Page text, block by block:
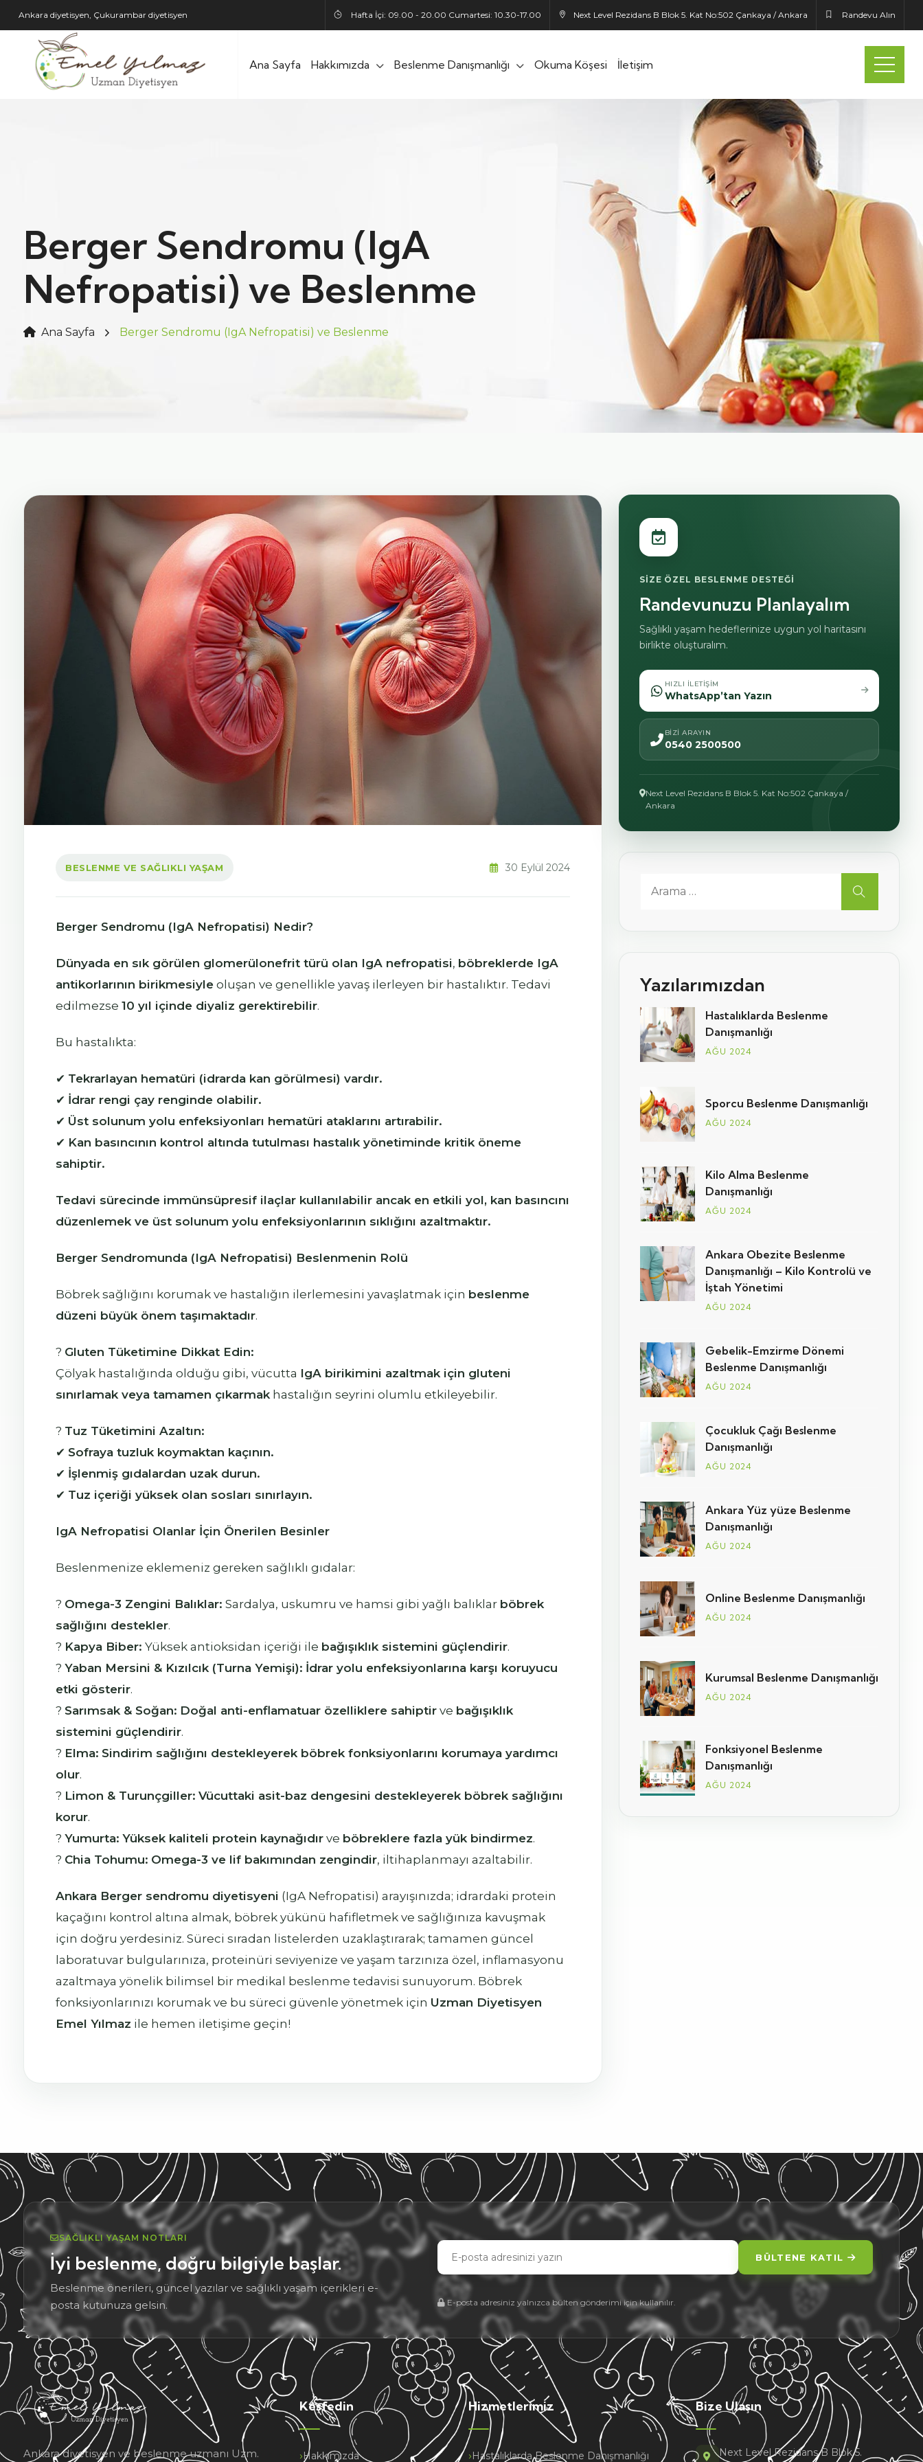
Ankara diyetisyen, Çukurambar diyetisyen Hafta İçi: 09.00 - 20.00 Cumartesi: 10.30-17.00 Next Level Rezidans B Blok 5. Kat No:502 Çankaya / Ankara Randevu Alın
Ana Sayfa Hakkımızda Beslenme Danışmanlığı Okuma Köşesi İletişim
Berger Sendromu (IgA
Nefropatisi) ve Beslenme
Ana Sayfa Berger Sendromu (IgA Nefropatisi) ve Beslenme
BESLENME VE SAĞLIKLI YAŞAM 30 Eylül 2024
Berger Sendromu (IgA Nefropatisi) Nedir?
Dünyada en sık görülen glomerülonefrit türü olan IgA nefropatisi, böbreklerde IgA
antikorlarının birikmesiyle oluşan ve genellikle yavaş ilerleyen bir hastalıktır. Tedavi
edilmezse 10 yıl içinde diyaliz gerektirebilir.
Bu hastalıkta:
✔ Tekrarlayan hematüri (idrarda kan görülmesi) vardır.
✔ İdrar rengi çay renginde olabilir.
✔ Üst solunum yolu enfeksiyonları hematüri ataklarını artırabilir.
✔ Kan basıncının kontrol altında tutulması hastalık yönetiminde kritik öneme
sahiptir.
Tedavi sürecinde immünsüpresif ilaçlar kullanılabilir ancak en etkili yol, kan basıncını
düzenlemek ve üst solunum yolu enfeksiyonlarının sıklığını azaltmaktır.
Berger Sendromunda (IgA Nefropatisi) Beslenmenin Rolü
Böbrek sağlığını korumak ve hastalığın ilerlemesini yavaşlatmak için beslenme
düzeni büyük önem taşımaktadır.
? Gluten Tüketimine Dikkat Edin:
Çölyak hastalığında olduğu gibi, vücutta IgA birikimini azaltmak için gluteni
sınırlamak veya tamamen çıkarmakhastalığın seyrini olumlu etkileyebilir.
? Tuz Tüketimini Azaltın:
✔ Sofraya tuzluk koymaktan kaçının.
✔ İşlenmiş gıdalardan uzak durun.
✔ Tuz içeriği yüksek olan sosları sınırlayın.
IgA Nefropatisi Olanlar İçin Önerilen Besinler
Beslenmenize eklemeniz gereken sağlıklı gıdalar:
? Omega-3 Zengini Balıklar: Sardalya, uskumru ve hamsi gibi yağlı balıklar böbrek
sağlığını destekler.
? Kapya Biber: Yüksek antioksidan içeriği ile bağışıklık sistemini güçlendirir.
? Yaban Mersini & Kızılcık (Turna Yemişi): İdrar yolu enfeksiyonlarına karşı koruyucu
etki gösterir.
? Sarımsak & Soğan: Doğal anti-enflamatuar özelliklere sahiptir ve bağışıklık
sistemini güçlendirir.
? Elma: Sindirim sağlığını destekleyerek böbrek fonksiyonlarını korumaya yardımcı
olur.
? Limon & Turunçgiller: Vücuttaki asit-baz dengesini destekleyerek böbrek sağlığını
korur.
? Yumurta: Yüksek kaliteli protein kaynağıdır ve böbreklere fazla yük bindirmez.
? Chia Tohumu: Omega-3 ve lif bakımından zengindir, iltihaplanmayı azaltabilir.
Ankara Berger sendromu diyetisyeni (IgA Nefropatisi) arayışınızda; idrardaki protein
kaçağını kontrol altına almak, böbrek yükünü hafifletmek ve sağlığınıza kavuşmak
için doğru yerdesiniz. Süreci sıradan listelerden uzaklaştırarak; tamamen güncel
laboratuvar bulgularınıza, proteinüri seviyenize ve yaşam tarzınıza özel, inflamasyonu
azaltmaya yönelik bilimsel bir medikal beslenme tedavisi sunuyorum. Böbrek
fonksiyonlarınızı korumak ve bu süreci güvenle yönetmek için Uzman Diyetisyen
Emel Yılmaz ile hemen iletişime geçin!
Yazılarımızdan
Hastalıklarda Beslenme
Danışmanlığı
AĞU 2024
Sporcu Beslenme Danışmanlığı
AĞU 2024
Kilo Alma Beslenme
Danışmanlığı
AĞU 2024
Ankara Obezite Beslenme
Danışmanlığı – Kilo Kontrolü ve
İştah Yönetimi
AĞU 2024
Gebelik-Emzirme Dönemi
Beslenme Danışmanlığı
AĞU 2024
Çocukluk Çağı Beslenme
Danışmanlığı
AĞU 2024
Ankara Yüz yüze Beslenme
Danışmanlığı
AĞU 2024
Online Beslenme Danışmanlığı
AĞU 2024
Kurumsal Beslenme Danışmanlığı
AĞU 2024
Fonksiyonel Beslenme
Danışmanlığı
AĞU 2024
SIZE ÖZEL BESLENME DESTEĞI
Randevunuzu Planlayalım
Sağlıklı yaşam hedeflerinize uygun yol haritasını
birlikte oluşturalım.
HIZLI ILETIŞIM
WhatsApp’tan Yazın
BIZI ARAYIN
0540 2500500
Next Level Rezidans B Blok 5. Kat No:502 Çankaya /
Ankara
SAĞLIKLI YAŞAM NOTLARI
İyi beslenme, doğru bilgiyle başlar.
Beslenme önerileri, güncel yazılar ve sağlıklı yaşam içerikleri e-
posta kutunuza gelsin.
posta
adresiniz
BÜLTENE KATIL
E-posta adresiniz yalnızca bülten gönderimi için kullanılır.
Ankara diyetisyen ve beslenme uzmanı Uzm.
Keşfedin
Hakkımızda
Hizmetlerimiz
Hastalıklarda Beslenme Danışmanlığı
Bize Ulaşın
Next Level Rezidans B Blok 5.